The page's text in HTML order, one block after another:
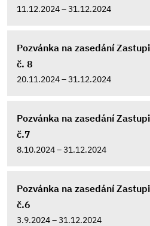
11.12.2024 – 31.12.2024
Pozvánka na zasedání
č. 8
20.11.2024 – 31.12.2024
Pozvánka na zasedání
č.7
8.10.2024 – 31.12.2024
Pozvánka na zasedání
č.6
3.9.2024 – 31.12.2024